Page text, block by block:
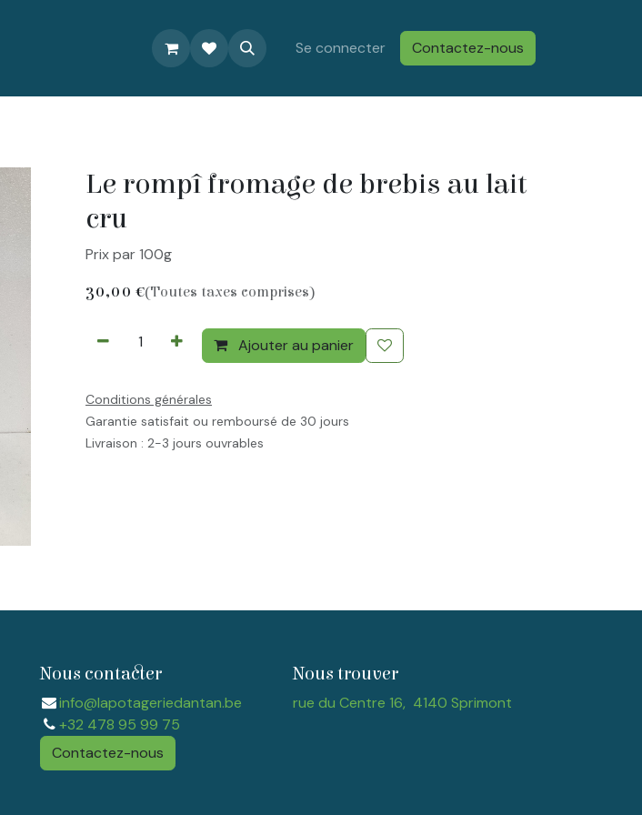
Contactez-nous Confidentialité & Cookies Conditions générales de
Se connecter Contactez-nous
Le rompî fromage de brebis au lait
cru
Prix par 100g
30,00 €(Toutes taxes comprises)
Ajouter au panier
Conditions générales
Garantie satisfait ou remboursé de 30 jours
Livraison : 2-3 jours ouvrables
Nous trouver
rue du Centre 16, 4140 Sprimont
Nous contacter
info@lapotageriedantan.be
+32 478 95 99 75
Contactez-nous